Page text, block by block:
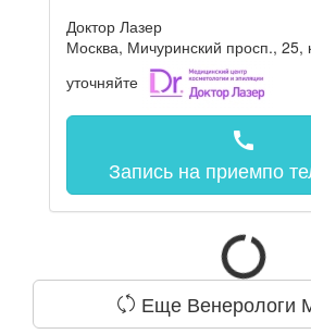
Доктор Лазер
Москва, Мичуринский просп., 25,
уточняйте
call
Запись на приемпо
Еще Венерологи